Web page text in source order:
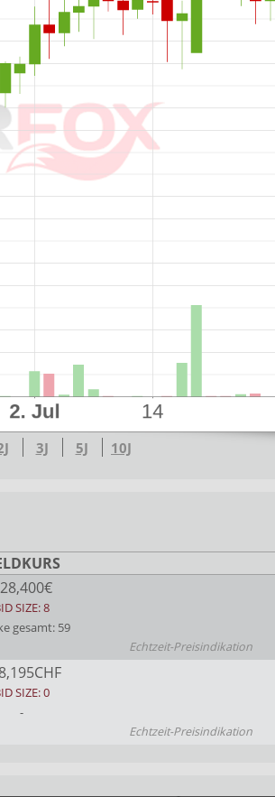
3J 5J 10J
SIZE: 8
gesamt: 59
Echtzeit-Preisindikation
SIZE: 0
-
Echtzeit-Preisindikation